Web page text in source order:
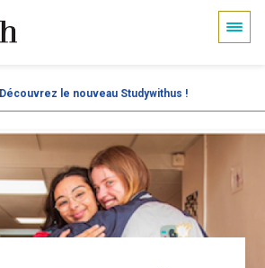
Découvrez le nouveau Studywithus !